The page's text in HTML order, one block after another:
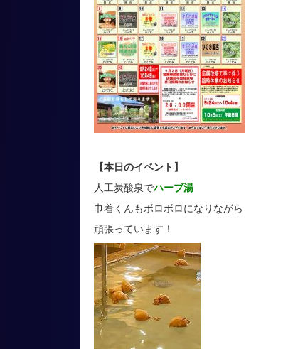
【本日のイベント】
人工炭酸泉でハーブ湯
巾着くんもボロボロになりながら
頑張っています！